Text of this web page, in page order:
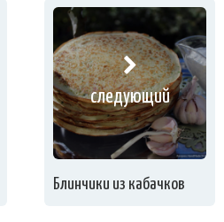
следующий
Блинчики из кабачков